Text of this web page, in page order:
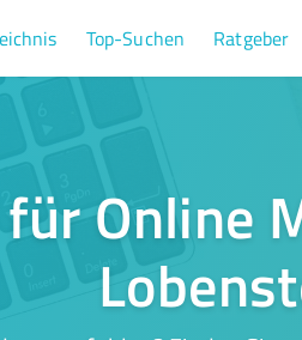
Top-Suchen Ratgeber
Online